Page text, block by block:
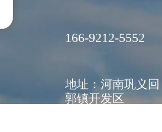
166-9212-5552
地址：河南巩义回
郭镇开发区